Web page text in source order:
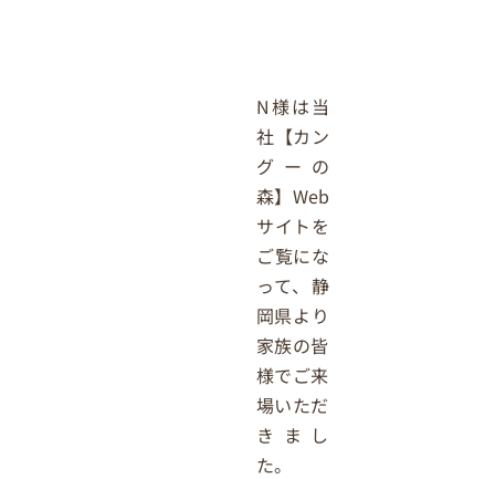
N様は当
社【カン
グーの
森】Web
サイトを
ご覧にな
って、静
岡県より
家族の皆
様でご来
場いただ
きまし
た。